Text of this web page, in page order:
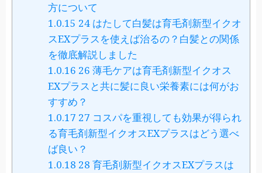
方について
1.0.15 24 はたして白髪は育毛剤新型イクオ
スEXプラスを使えば治るの？白髪との関係
を徹底解説しました
1.0.16 26 薄毛ケアは育毛剤新型イクオス
EXプラスと共に髪に良い栄養素には何がお
すすめ？
1.0.17 27 コスパを重視しても効果が得られ
る育毛剤新型イクオスEXプラスはどう選べ
ば良い？
1.0.18 28 育毛剤新型イクオスEXプラスは